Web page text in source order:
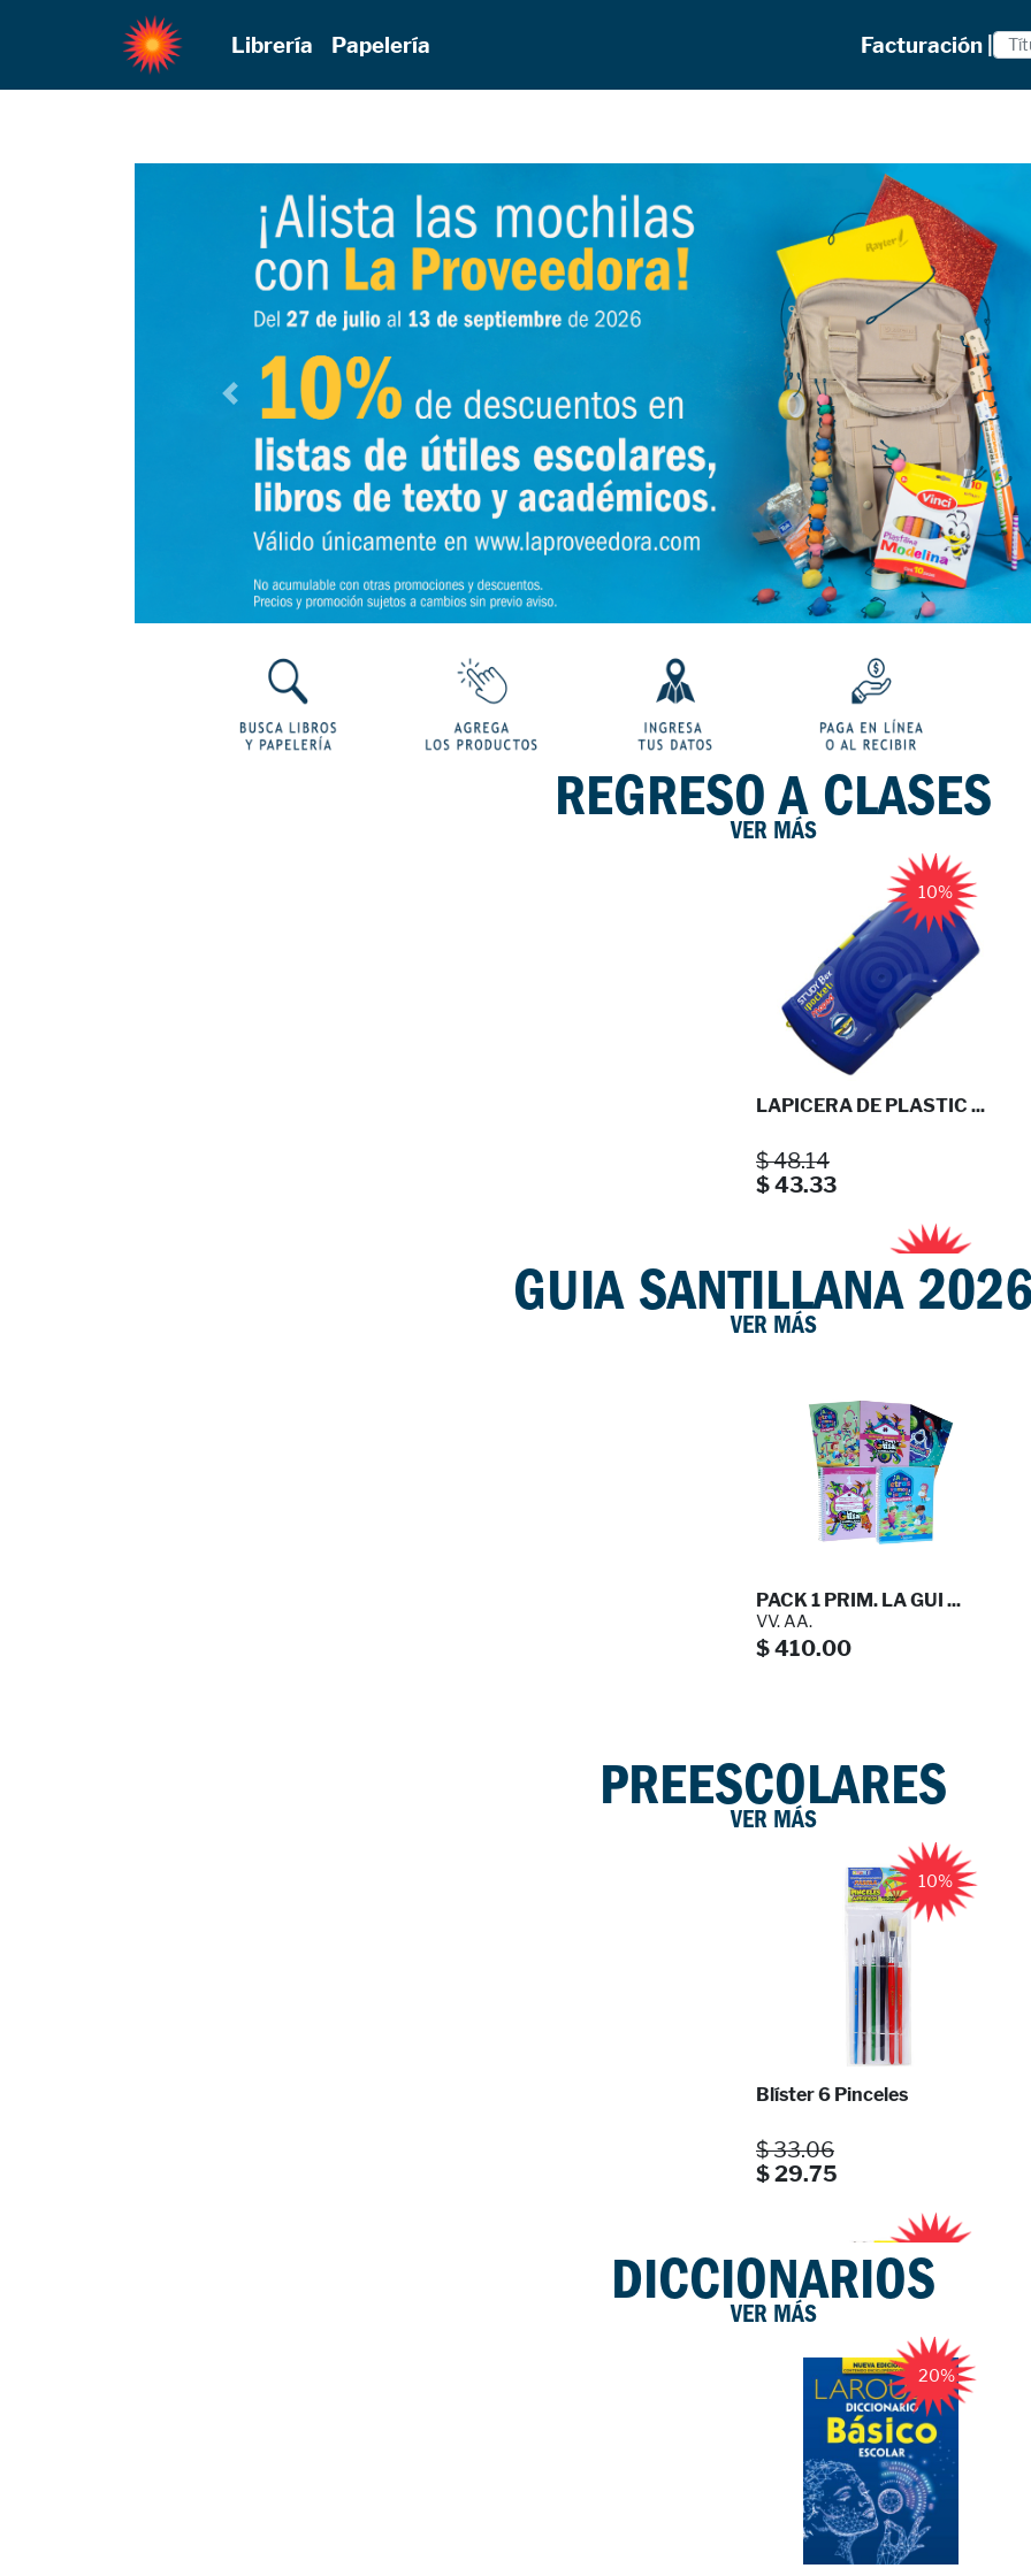
Librería Papelería Facturación |
Previous
REGRESO A CLASES
VER MÁS
10%
LAPICERA DE PLASTIC ...
$ 48.14
$ 43.33
10%
LAPICERA DE PLASTIC ...
$ 66.70
GUIA SANTILLANA
VER MÁS
PACK 1 PRIM. LA GUI ...
VV. AA.
$ 410.00
PACK 6 PRIM. LA GUI ...
PACK 5 PRIM. LA GUI ...
VV. AA.
$ 410.00
PREESCOLARES
VER MÁS
10%
Blíster 6 Pinceles
$ 33.06
$ 29.75
10%
BOLSA DE PINCELES C ...
$ 40.60
$ 36.54
DICCIONARIOS
VER MÁS
20%